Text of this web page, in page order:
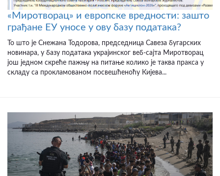
«Миротворац» и европске вредности: зашто
грађане ЕУ уносе у ову базу података?
То што је Снежана Тодорова, председница Савеза бугарских
новинара, у базу података украјинског веб-сајта Миротворац
још једном скреће пажњу на питање колико је таква пракса у
складу са прокламованом посвешћеноћу Кијева...